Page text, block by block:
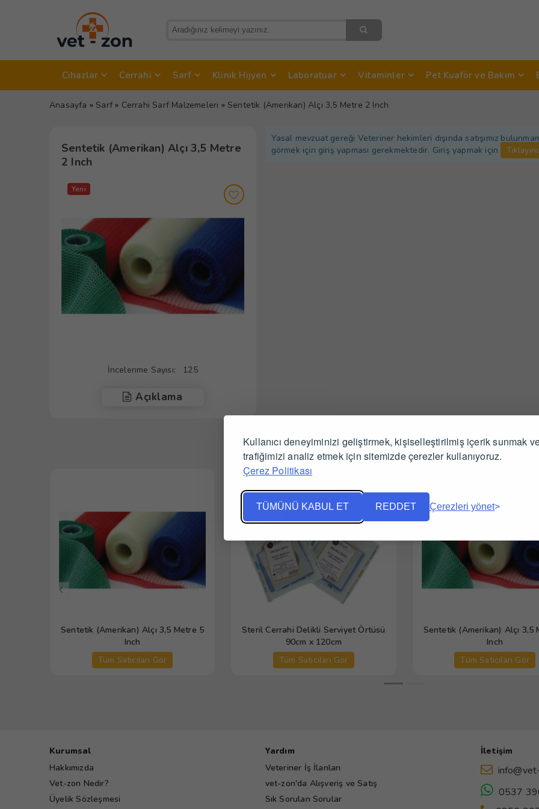
Kullanıcı deneyiminizi geliştirmek, kişiselleştirilmiş içerik sunmak
trafiğimizi analiz etmek için sitemizde çerezler kullanıyoruz.
Çerez Politikası
TÜMÜNÜ KABUL ET REDDET Çerezleri yönet
Cihazlar Cerrahi Sarf Klinik Hijyen Laboratuar Vitaminler Pet Kuaför ve Bakım
Anasayfa » Sarf » Cerrahi Sarf Malzemeleri » Sentetik (Amerikan) Alçı 3,5 Metre 2 Inch
Sentetik (Amerikan) Alçı 3,5 Metre
2 Inch
Yeni
İncelenme Sayısı: 125
Açıklama
Yasal mevzuat gereği Veteriner hekimleri dışında satışımız
görmek için giriş yapması gerekmektedir. Giriş yapmak için
İlgili Ürünler
Sentetik (Amerikan) Alçı 3,5 Metre 5
Inch
Tüm Satıcıları Gör
Steril Cerrahi Delikli Serviyet Örtüsü
90cm x 120cm
Tüm Satıcıları Gör
Sentetik (Amerikan) Alçı 3,5
Inch
Tüm Satıcıları Gör
Kurumsal
Hakkımızda
Vet-zon Nedir?
Üyelik Sözleşmesi
Yardım
Veteriner İş İlanları
vet-zon'da Alışveriş ve Satış
Sık Sorulan Sorular
İletişim
0537